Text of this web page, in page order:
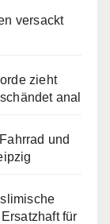
versackt
zieht
anal
und
für